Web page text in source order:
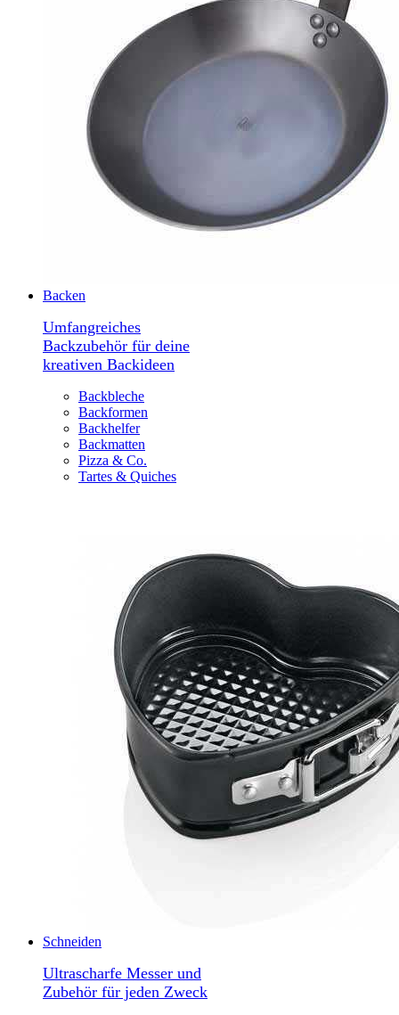
Backen
Umfangreiches
Backzubehör für deine
kreativen Backideen
Backbleche
Backformen
Backhelfer
Backmatten
Pizza & Co.
Tartes & Quiches
Schneiden
Ultrascharfe Messer und
Zubehör für jeden Zweck